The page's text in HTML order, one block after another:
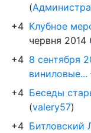
(
+4 Клубное
червня 2014
+4 8 сентября
виниловые...
+4 Беседы
(valery57)
+4 Битловский